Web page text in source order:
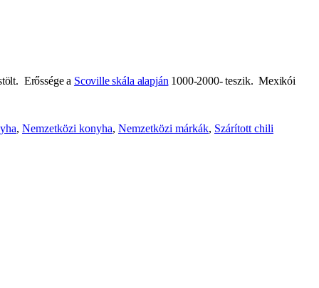
Erőssége a Scoville skála alapján 1000-2000- teszik. Mexikói
, Nemzetközi konyha, Nemzetközi márkák, Szárított chili